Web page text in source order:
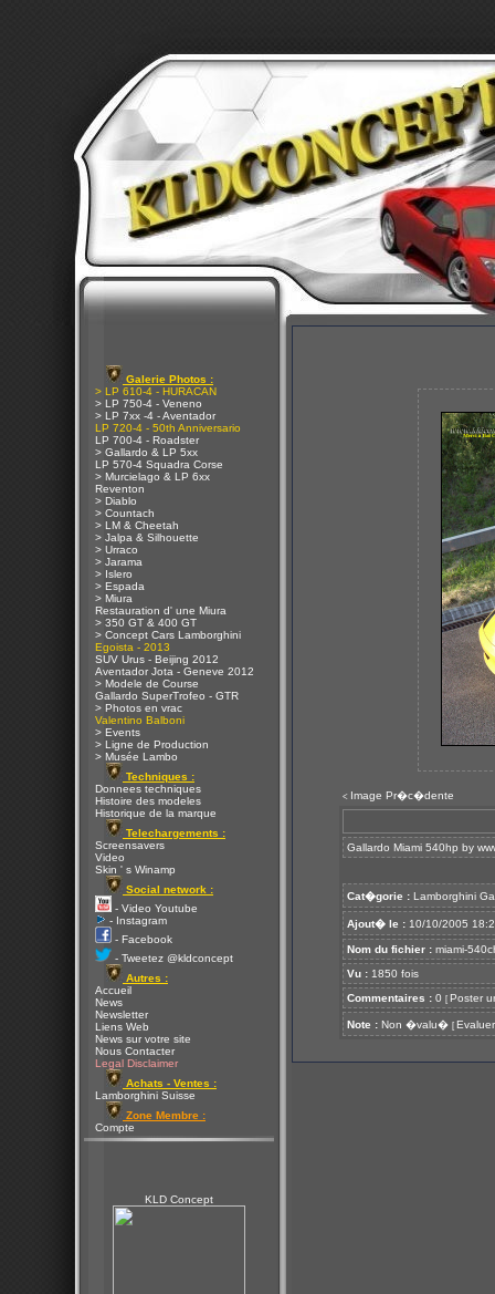
Galerie Photos :
> LP 610-4 - HURACAN
> LP 750-4 - Veneno
> LP 7xx -4 - Aventador
LP 720-4 - 50th Anniversario
LP 700-4 - Roadster
> Gallardo & LP 5xx
LP 570-4 Squadra Corse
> Murcielago & LP 6xx
Reventon
> Diablo
> Countach
> LM & Cheetah
> Jalpa & Silhouette
> Urraco
> Jarama
> Islero
> Espada
> Miura
Restauration d' une Miura
> 350 GT & 400 GT
> Concept Cars Lamborghini
Egoista - 2013
SUV Urus - Beijing 2012
Aventador Jota - Geneve 2012
> Modele de Course
Gallardo SuperTrofeo - GTR
> Photos en vrac
Valentino Balboni
> Events
> Ligne de Production
> Musée Lambo
Techniques :
Donnees techniques
Histoire des modeles
Historique de la marque
Telechargements :
Screensavers
Video
Skin ' s Winamp
Social network :
- Video Youtube
- Instagram
- Facebook
- Tweetez @kldconcept
Autres :
Accueil
News
Newsletter
Liens Web
News sur votre site
Nous Contacter
Legal Disclaimer
Achats - Ventes :
Lamborghini Suisse
Zone Membre :
Compte
KLD Concept
< Image Pr�c�dente
Gallardo Miami 540hp by
Cat�gorie : Lamborghini
Ajout� le : 10/10/2005
Nom du fichier : miami-
Vu : 1850 fois
Commentaires : 0 [ Poster
Note : Non �valu� [ Evaluer